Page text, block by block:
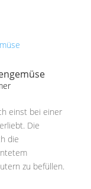
einst bei einer
Die
die
zu befüllen.